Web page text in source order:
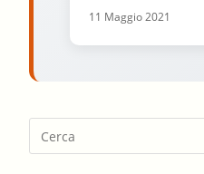
11 Maggio 2021